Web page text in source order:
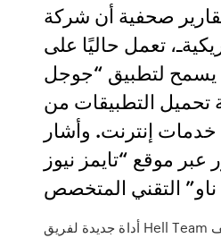
صحفية أن شركة
تعمل حاليًا على
يسمح لتطبيق “جوجل
تحميل التطبيقات من
إنترنت. وأشار
عبر موقع “تايمز نيوز
ناو” التقني المتخصص
أداة جديدة لفريق Hell Team للتعامل مع هواتف